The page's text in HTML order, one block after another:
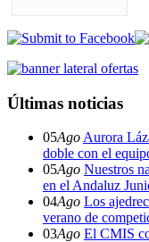
Últimas noticias
05Ago Aurora
doble con el
05Ago Nuestros
en el Andaluz
04Ago Los
verano de
03Ago El CMIS